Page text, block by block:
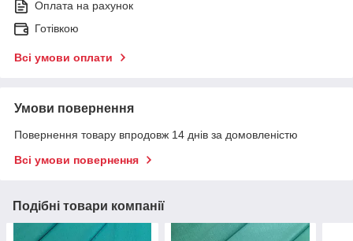
Оплата на рахунок
Готівкою
Всі умови оплати
Умови повернення
Повернення товару впродовж 14 днів за домовленістю
Всі умови повернення
Подібні товари компанії